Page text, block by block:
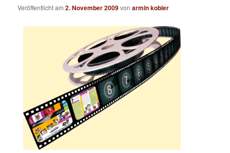
Veröffentlicht am2. November 2009vonarmin kobler